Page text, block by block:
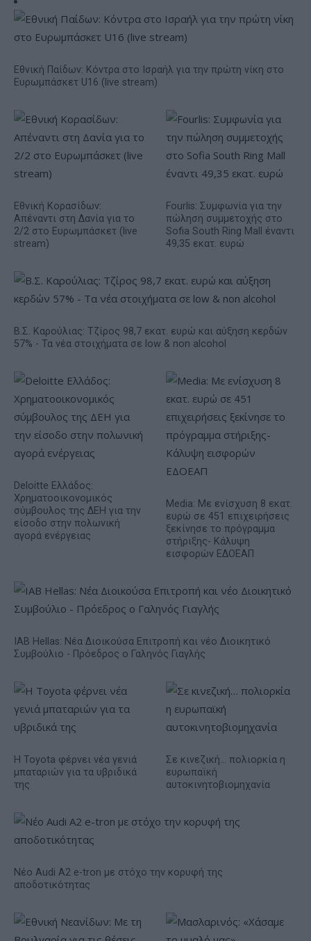
Εθνική Παίδων: Κόντρα στο Ισραήλ για την πρώτη νίκη στο
Ευρωμπάσκετ U16 (live stream)
Εθνική Κορασίδων:
Απέναντι στη Δανία για το
2/2 στο Ευρωμπάσκετ (live
stream)
Fourlis: Συμφωνία για την
πώληση συμμετοχής στο
Sofia South Ring Mall έναντι
49,35 εκατ. ευρώ
Β.Σ. Καρούλιας: Τζίρος 98,7 εκατ. ευρώ και αύξηση κερδών
57% - Τα νέα στοιχήματα σε low & non alcohol
Deloitte Ελλάδος:
Χρηματοοικονομικός
σύμβουλος της ΔΕΗ για την
είσοδο στην πολωνική
αγορά ενέργειας
Media: Με ενίσχυση 8 εκατ.
ευρώ σε 451 επιχειρήσεις
ξεκίνησε το πρόγραμμα
στήριξης- Κάλυψη
εισφορών ΕΔΟΕΑΠ
IAB Hellas: Νέα Διοικούσα Επιτροπή και νέο Διοικητικό
Συμβούλιο - Πρόεδρος ο Γαληνός Γιαγλής
Η Toyota φέρνει νέα γενιά
μπαταριών για τα υβριδικά
της
Σε κινεζική… πολιορκία η
ευρωπαϊκή
αυτοκινητοβιομηχανία
Νέο Audi A2 e-tron με στόχο την κορυφή της
αποδοτικότητας